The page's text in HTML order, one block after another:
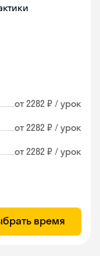
от 2282 ₽ / урок
от 2282 ₽ / урок
от 2282 ₽ / урок
время